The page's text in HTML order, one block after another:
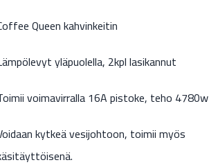
Queen kahvinkeitin
yläpuolella, 2kpl lasikannut
voimavirralla 16A pistoke, teho 4780w
kytkeä vesijohtoon, toimii myös